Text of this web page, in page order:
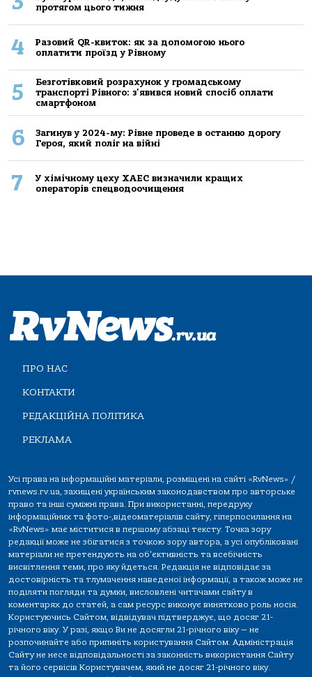
протягом цього тижня
4
Разовий QR-квиток: як за допомогою нього
оплатити проїзд у Рівному
5
Безготівковий розрахунок у громадському
транспорті Рівного: з'явився новий спосіб оплати
смартфоном
6
Загинув у 2024-му: Рівне проведе в останню дорогу
Героя, який поліг на війні
7
У хімічному цеху ХАЕС визначили кращих
операторів спецводоочищення
ПРО НАС
КОНТАКТИ
РЕДАКЦІЙНА ПОЛІТИКА
РЕКЛАМА
Усі права на інформаційні матеріали, розміщені на сайті «RvNews» /
rvnews.rv.ua, захищені українським законодавством про авторське
право та інші суміжні права. При використанні, передруку
інформаційних та фото-,відеоматеріалів сайту, гіперпосилання на
«RvNews» має міститися в першому абзаці тексту. Точка зору
редакції може не збігатися з точкою зору автора, а усі опубліковані
матеріали не претендують на об'єктивність та всебічність
висвітлення теми, про яку йдеться. Редакція не відповідає за
достовірність та тлумачення наведеної інформації, а також може не
поділяти погляди та думки, висловлені читачами сайту в
коментарях до статей, а сам ресурс виконує винятково роль носія.
Користуючись Сайтом, відвідувач підтверджує, що досяг 21-
річного віку. У разі, якщо Ви не досягли 21-річного віку — не
розпочинайте або припиніть користування Сайтом. Адміністрація
Сайту не несе відповідальності за законність використання Сайту
та його сервісів Користувачем, який не досяг 21-річного віку.